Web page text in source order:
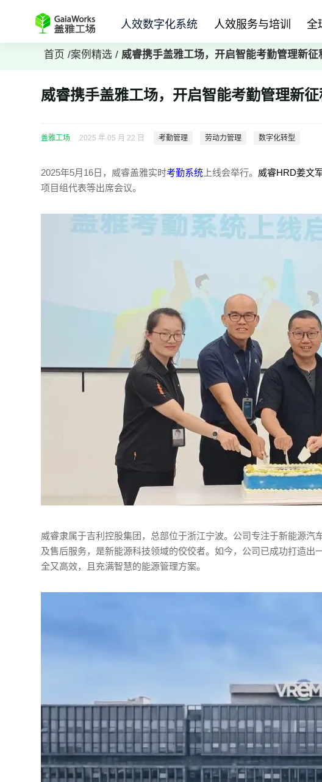
人效数字化系统 人效服务与培训 全
首页 /案例精选 / 威睿携手盖雅工场，开启智能考勤管理新征
威睿携手盖雅工场，开启智能考勤管理新
盖雅工场 2025 年 05 月 22 日 考勤管理 劳动力管理 数字化转型
2025年5月16日，威睿盖雅实时考勤系统 上线会举行。 威睿HRD姜文
项目组代表等出席会议。
威睿隶属于吉利控股集团，总部位于浙江宁波。公司专注于新能源
及售后服务，是新能源科技领域的佼佼者。如今，公司已成功打造
全又高效，且充满智慧的能源管理方案。